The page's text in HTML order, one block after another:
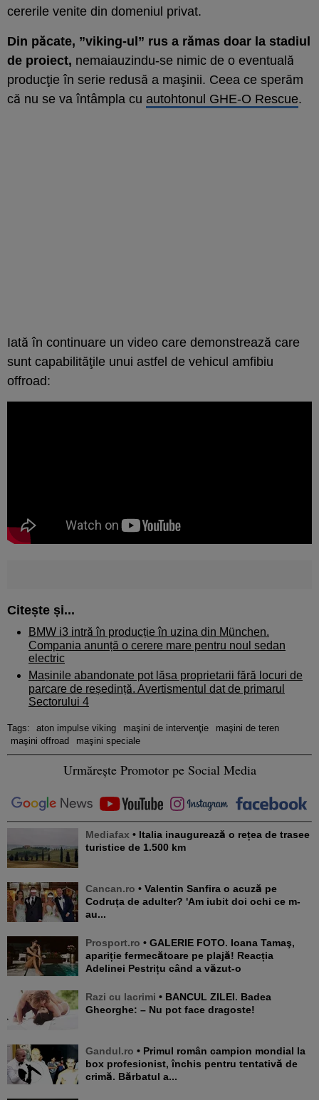
cererile venite din domeniul privat.
Din păcate, ”viking-ul” rus a rămas doar la stadiul
de proiect, nemaiauzindu-se nimic de o eventuală
producţie în serie redusă a maşinii. Ceea ce sperăm
că nu se va întâmpla cu autohtonul GHE-O Rescue.
Iată în continuare un video care demonstrează care
sunt capabilităţile unui astfel de vehicul amfibiu
offroad:
Citește și...
BMW i3 intră în producție în uzina din München.
Compania anunță o cerere mare pentru noul sedan
electric
Mașinile abandonate pot lăsa proprietarii fără locuri de
parcare de reședință. Avertismentul dat de primarul
Sectorului 4
Tags: aton impulse viking maşini de intervenţie
maşini de teren
maşini offroad
maşini speciale
Urmărește Promotor pe Social Media
Mediafax • Italia inaugurează o rețea de trasee
turistice de 1.500 km
Cancan.ro • Valentin Sanfira o acuză pe
Codruța de adulter? 'Am iubit doi ochi ce m-
au...
Prosport.ro • GALERIE FOTO. Ioana Tamaş,
apariție fermecătoare pe plajă! Reacția
Adelinei Pestrițu când a văzut-o
Razi cu lacrimi • BANCUL ZILEI. Badea
Gheorghe: – Nu pot face dragoste!
Gandul.ro • Primul român campion mondial la
box profesionist, închis pentru tentativă de
crimă. Bărbatul a...